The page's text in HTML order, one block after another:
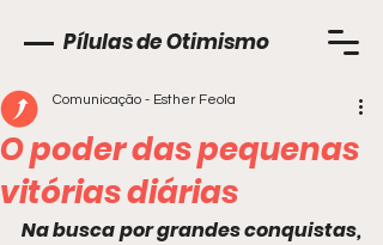
Pílulas de Otimismo
O poder das pequenas
vitórias diárias
Comunicação - Esther Feola
Na busca por grandes conquistas,